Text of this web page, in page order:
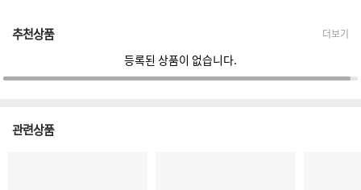
추천상품 더보기
등록된 상품이 없습니다.
관련상품